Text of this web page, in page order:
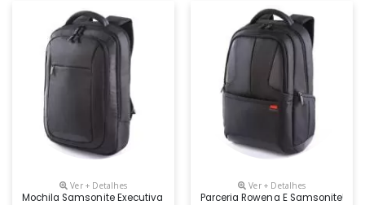
Ver + Detalhes
Mochila Samsonite Executiva Para Laptop 15.4" Ajustável Ikonn I, 3
Ver + Detalhes
Parceria Rowena E Samsonite!